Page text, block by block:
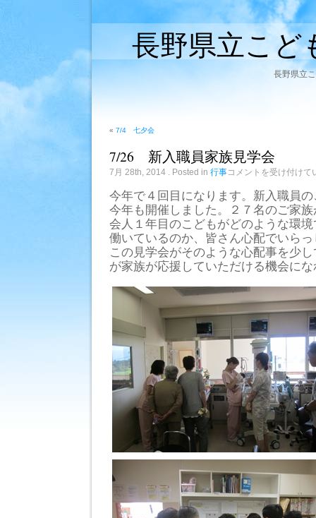
長野県立こど
長野県立
« 7/4 七夕会
7/26 新入職員家族見学会
7月 28th, 2014 . Posted in 行事7/26
職
員
家
族
見
学
会
は
コメントを受け付けて
今年で４回目になります。新入職員
今年も開催しました。２７名のご家
会人１年目のこどもがどのような環
働いているのか、皆さん心配でいら
この見学会がそのような心配事を少
が家族が応援していただける機会に